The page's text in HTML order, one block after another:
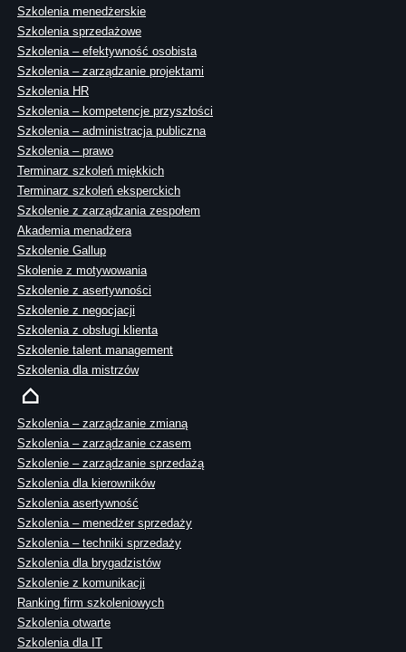
Szkolenia menedżerskie
Szkolenia sprzedażowe
Szkolenia – efektywność osobista
Szkolenia – zarządzanie projektami
Szkolenia HR
Szkolenia – kompetencje przyszłości
Szkolenia – administracja publiczna
Szkolenia – prawo
Terminarz szkoleń miękkich
Terminarz szkoleń eksperckich
Szkolenie z zarządzania zespołem
Akademia menadżera
Szkolenie Gallup
Skolenie z motywowania
Szkolenie z asertywności
Szkolenie z negocjacji
Szkolenia z obsługi klienta
Szkolenie talent management
Szkolenia dla mistrzów
Szkolenia – zarządzanie zmianą
Szkolenia – zarządzanie czasem
Szkolenie – zarządzanie sprzedażą
Szkolenia dla kierowników
Szkolenia asertywność
Szkolenia – menedżer sprzedaży
Szkolenia – techniki sprzedaży
Szkolenia dla brygadzistów
Szkolenie z komunikacji
Ranking firm szkoleniowych
Szkolenia otwarte
Szkolenia dla IT